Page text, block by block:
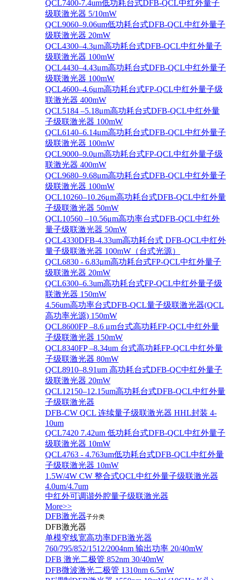
QCL7400-7.4um低功耗台式DFB-QCL中红外量子
级联激光器 5/10mW
QCL9060–9.06um低功耗台式DFB-QCL中红外量子
级联激光器 20mW
QCL4300–4.3μm高功耗台式DFB-QCL中红外量子
级联激光器 100mW
QCL4430–4.43μm高功耗台式DFB-QCL中红外量子
级联激光器 100mW
QCL4600–4.6μm高功耗台式FP-QCL中红外量子级
联激光器 400mW
QCL5184 –5.18μm高功耗台式DFB-QCL中红外量
子级联激光器 100mW
QCL6140–6.14μm高功耗台式DFB-QCL中红外量子
级联激光器 100mW
QCL9000–9.0μm高功耗台式FP-QCL中红外量子级
联激光器 400mW
QCL9680–9.68μm高功耗台式DFB-QCL中红外量子
级联激光器 100mW
QCL10260–10.26μm高功耗台式DFB-QCL中红外量
子级联激光器 50mW
QCL10560 –10.56μm高功率台式DFB-QCL中红外
量子级联激光器 50mW
QCL4330DFB-4.33um高功耗台式 DFB-QCL中红外
量子级联激光器 100mW（台式光源）
QCL6830 - 6.83μm高功耗台式FP-QCL中红外量子
级联激光器 20mW
QCL6300–6.3um高功耗台式FP-QCL中红外量子级
联激光器 150mW
4.56um高功率台式DFB-QCL量子级联激光器(QCL
高功率光源) 150mW
QCL8600FP –8.6 μm台式高功耗FP-QCL中红外量
子级联激光器 150mW
QCL8340FP –8.34um 台式高功耗FP-QCL中红外量
子级联激光器 80mW
QCL8910–8.91um 高功耗台式DFB-QC中红外量子
级联激光器 20mW
QCL12150–12.15um高功耗台式DFB-QCL中红外量
子级联激光器
DFB-CW QCL 连续量子级联激光器 HHL封装 4-
10um
QCL7420 7.42um 低功耗台式DFB-QCL中红外量子
级联激光器 10mW
QCL4763 - 4.763um低功耗台式DFB-QCL中红外量
子级联激光器 10mW
1.5W/4W CW 整合式QCL中红外量子级联激光器
4.0um/4.7um
中红外可调谐外腔量子级联激光器
More>>
DFB激光器子分类
DFB激光器
单模窄线宽高功率DFB激光器
760/795/852/1512/2004nm 输出功率 20/40mW
DFB 激光二极管 852nm 30/40mW
DFB微波激光二极管 1310nm 6.5mW